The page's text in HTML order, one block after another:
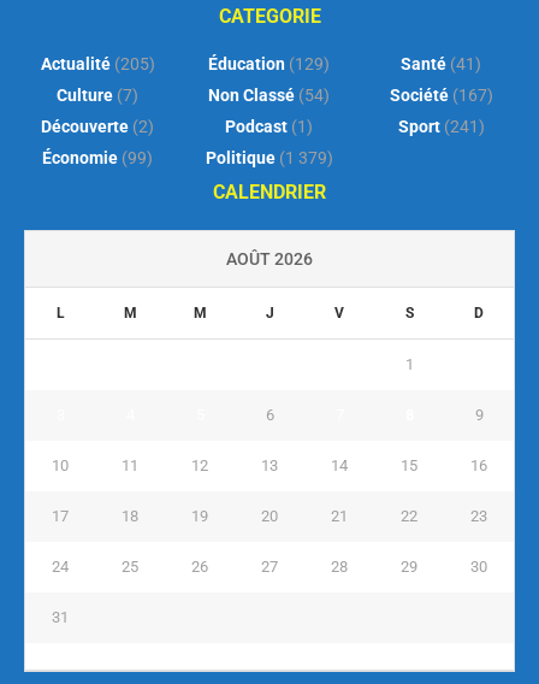
CATEGORIE
Actualité(205)
Culture (7)
Découverte (2)
Économie (99)
Éducation (129)
Non Classé (54)
Podcast (1)
Politique(1 379)
Santé (41)
Société(167)
Sport(241)
CALENDRIER
AOÛT 2026
L M M J V S D
1
6 9
10 11 12 13 14 15 16
17 18 19 20 21 22 23
24 25 26 27 28 29 30
31